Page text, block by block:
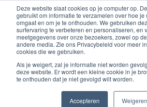
Deze website slaat cookies op je computer op.
gebruikt om informatie te verzamelen over hoe je
omgaat en om je te onthouden. We gebruiken
surfervaring te verbeteren en personaliseren, en
meetgegevens over onze bezoekers, zowel op
andere media. Zie ons Privacybeleid voor meer
cookies die we gebruiken.
Als je weigert, zal je informatie niet worden
deze website. Er wordt een kleine cookie in je
te onthouden dat je niet gevolgd wilt worden.
Accepteren Weigeren
Ga
naar
de
inhoud
Improving